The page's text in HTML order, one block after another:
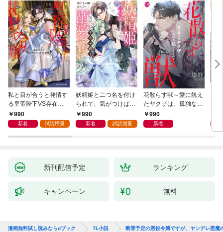
私と目が合うと発情す
る皇帝陛下VS存在感
ゼロの甘イキ令嬢 両
想いなのに見つめ合う
エディション】
990
新着 試読増量
妖精姫と二つ名を付け
られて、気がつけば王
太子殿下に溺愛されて
います【dエディショ
990
新着 試読増量
花散らす獣～愛に飢え
たヤクザは、孤独な私
をかき乱す～
990
新着
が
誘
新刊配信予定 ランキング
キャンペーン 無料
漫画無料試し読みならdブック TL小説 断罪予定の悪役令嬢ですが、ヤンデレ悪魔